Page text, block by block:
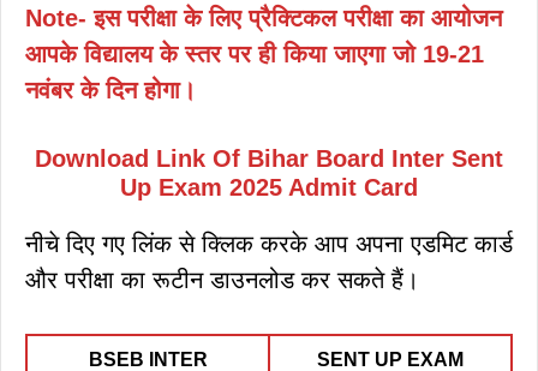
Note- इस परीक्षा के लिए प्रैक्टिकल परीक्षा का आयोजन
आपके विद्यालय के स्तर पर ही किया जाएगा जो 19-21
नवंबर के दिन होगा।
Download Link Of Bihar Board Inter Sent
Up Exam 2025 Admit Card
नीचे दिए गए लिंक से क्लिक करके आप अपना एडमिट कार्ड
और परीक्षा का रूटीन डाउनलोड कर सकते हैं।
BSEB INTER SENT UP EXAM